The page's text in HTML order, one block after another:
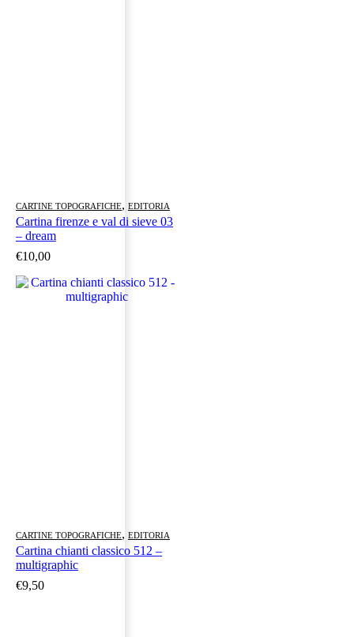
CARTINE TOPOGRAFICHE, EDITORIA
Cartina firenze e val di sieve 03
– dream
€10,00
CARTINE TOPOGRAFICHE, EDITORIA
Cartina chianti classico 512 –
multigraphic
€9,50